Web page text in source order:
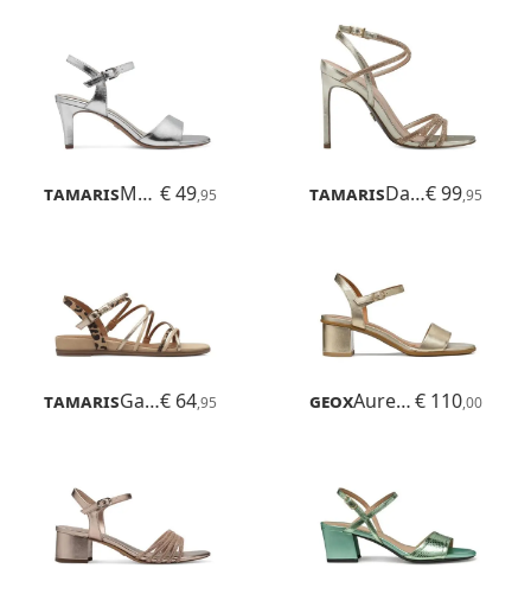
Tamaris Meliah € 49,95 Tamaris Daphne€ 99,95
Tamaris Gabriella€ 64,95 Geox Aurely 50€ 110,00